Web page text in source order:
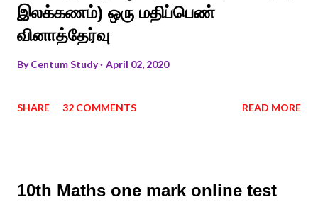
இலக்கணம்) ஒரு மதிப்பெண்
வினாத்தேர்வு
ByCentum Study April 02, 2020
SHARE 32 COMMENTS READ MORE
10th Maths one mark online test